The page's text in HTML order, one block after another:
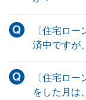
〔住宅ロ
済中ですが
〔住宅ロ
をした月は